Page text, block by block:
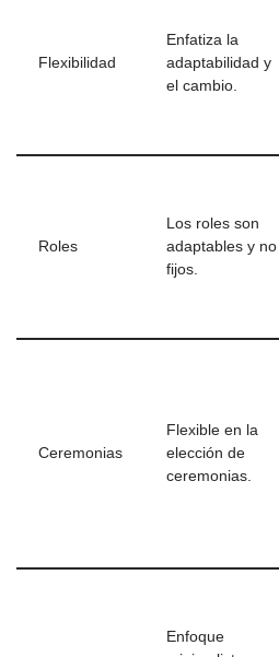
Flexibilidad
Enfatiza la
adaptabilidad y
el cambio.
Roles
Los roles son
adaptables y no
fijos.
Ceremonias
Flexible en la
elección de
ceremonias.
Enfoque